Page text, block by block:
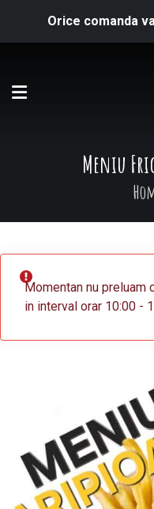
Orice comanda
Meniu
Momentan nu preluam
in interval orar 10:00 -